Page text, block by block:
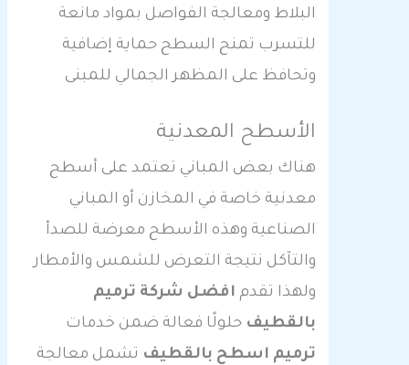
البلاط ومعالجة الفواصل بمواد مانعة
للتسرب تمنح السطح حماية إضافية
وتحافظ على المظهر الجمالي للمبنى
الأسطح المعدنية
هناك بعض المباني تعتمد على أسطح
معدنية خاصة في المخازن أو المباني
الصناعية وهذه الأسطح معرضة للصدأ
والتآكل نتيجة التعرض للشمس والأمطار
ولهذا تقدمافضل شركة ترميم
بالقطيفحلولًا فعالة ضمن خدمات
ترميم اسطح بالقطيفتشمل معالجة